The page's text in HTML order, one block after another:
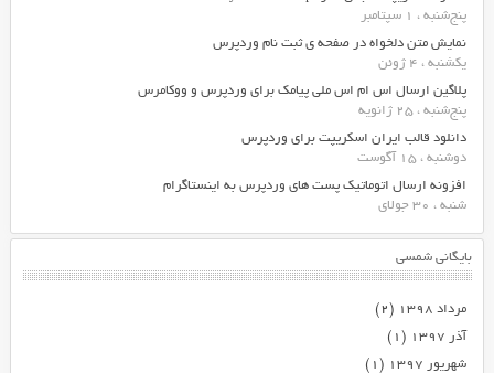
پنج‌شنبه ، 1 سپتامبر
نمایش متن دلخواه در صفحه ی ثبت نام وردپرس
یکشنبه ، 4 ژوئن
پلاگین ارسال اس ام اس ملی پیامک برای وردپرس و ووکامرس
پنج‌شنبه ، 25 ژانویه
دانلود قالب ایران اسکریپت برای وردپرس
دوشنبه ، 15 آگوست
افزونه ارسال اتوماتیک پست های وردپرس به اینستاگرام
شنبه ، 30 جولای
بایگانی شمسی
مرداد ۱۳۹۸
(۲)
آذر ۱۳۹۷
(۱)
شهریور ۱۳۹۷
(۱)